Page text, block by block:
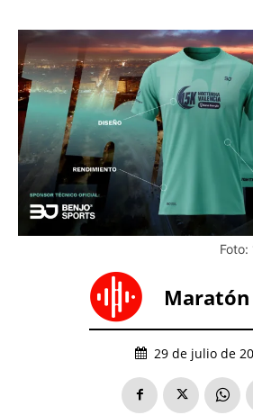
Foto:
Maratón
29 de julio de